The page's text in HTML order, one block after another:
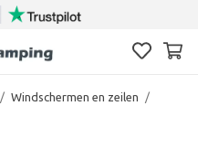
/ Windschermen en zeilen
/